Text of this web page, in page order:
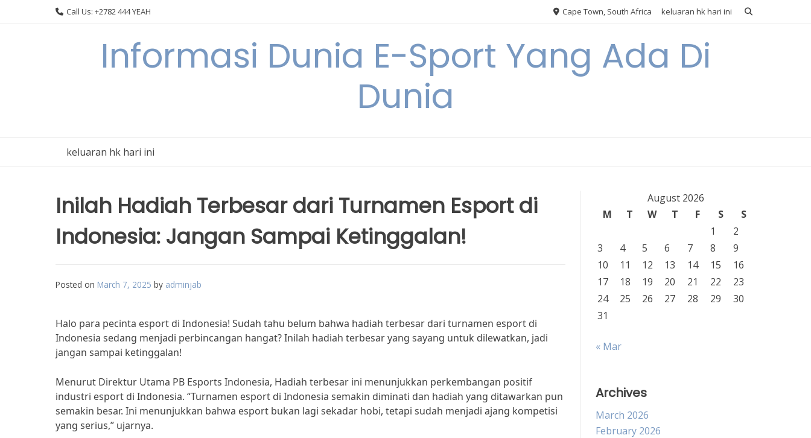
Call Us: +2782 444 YEAH Cape Town, South Africa keluaran hk hari ini
Informasi Dunia E-Sport Yang Ada Di
Dunia
keluaran hk hari ini
Inilah Hadiah Terbesar dari Turnamen Esport di
Indonesia: Jangan Sampai Ketinggalan!
Posted on March 7, 2025 by adminjab
Halo para pecinta esport di Indonesia! Sudah tahu belum bahwa hadiah terbesar dari turnamen esport di
Indonesia sedang menjadi perbincangan hangat? Inilah hadiah terbesar yang sayang untuk dilewatkan, jadi
jangan sampai ketinggalan!
Menurut Direktur Utama PB Esports Indonesia, Hadiah terbesar ini menunjukkan perkembangan positif
industri esport di Indonesia. “Turnamen esport di Indonesia semakin diminati dan hadiah yang ditawarkan pun
semakin besar. Ini menunjukkan bahwa esport bukan lagi sekadar hobi, tetapi sudah menjadi ajang kompetisi
yang serius,” ujarnya.
August 2026
M
T W T F S
S
1
2
3
4 5 6 7 8
9
10
11 12 13 14 15
16
17
18 19 20 21 22
23
24
25 26 27 28 29
30
31
« Mar
Archives
March 2026
February 2026